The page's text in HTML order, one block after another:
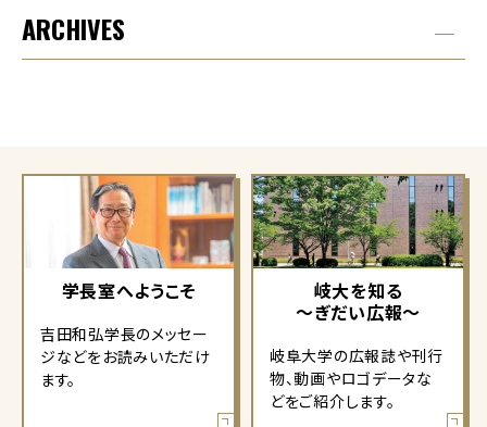
ARCHIVES
学長室へようこそ
吉田和弘学長のメッセー
ジなどをお読みいただけ
ます。
岐大を知る
～ぎだい広報～
岐阜大学の広報誌や刊行
物、動画やロゴデータな
どをご紹介します。